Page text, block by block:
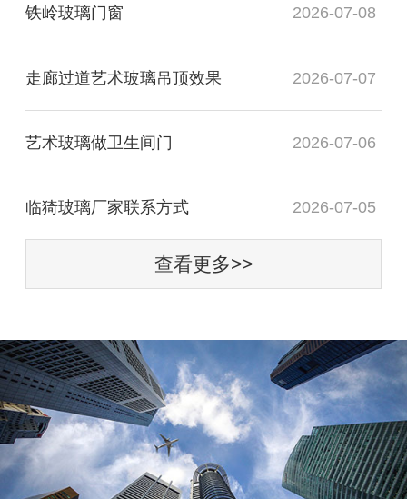
铁岭玻璃门窗 2026-07-08
走廊过道艺术玻璃吊顶效果 2026-07-07
艺术玻璃做卫生间门 2026-07-06
临猗玻璃厂家联系方式 2026-07-05
查看更多>>